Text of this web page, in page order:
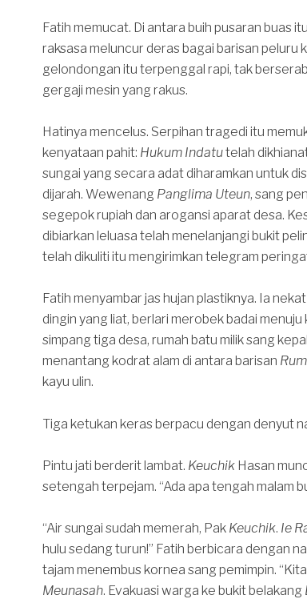
Fatih memucat. Di antara buih pusaran buas
raksasa meluncur deras bagai barisan peluru
gelondongan itu terpenggal rapi, tak
gergaji mesin yang rakus.
Hatinya mencelus. Serpihan tragedi itu
kenyataan pahit: Hukum Indatutelah
sungai yang secara adat diharamkan untuk
dijarah. Wewenang Panglima Uteun, sang
segepok rupiah dan arogansi aparat desa.
dibiarkan leluasa telah menelanjangi bukit
telah dikuliti itu mengirimkan telegram
Fatih menyambar jas hujan plastiknya. Ia
dingin yang liat, berlari merobek badai menuju
simpang tiga desa, rumah batu milik sang
menantang kodrat alam di antara barisan
kayu ulin.
Tiga ketukan keras berpacu dengan denyut
Pintu jati berderit lambat. KeuchikHasan
setengah terpejam. “Ada apa tengah malam
“Air sungai sudah memerah, Pak Keuchik. Ie
hulu sedang turun!” Fatih berbicara dengan
tajam menembus kornea sang pemimpin.
Meunasah. Evakuasi warga ke bukit belakang